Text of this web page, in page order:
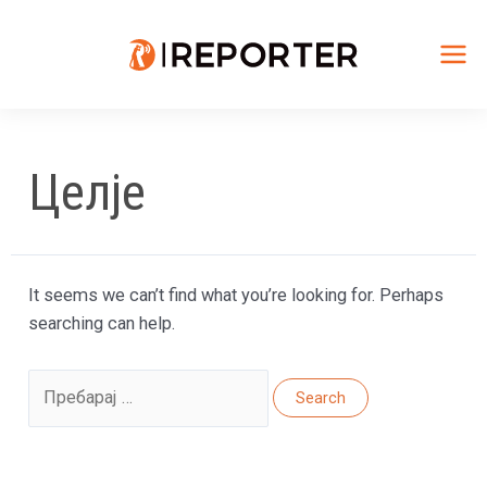
Целје
It seems we can’t find what you’re looking for. Perhaps
searching can help.